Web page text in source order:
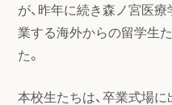
が、昨年に続き森ノ宮医
業する海外からの留学生
た。
本校生たちは、卒業式場